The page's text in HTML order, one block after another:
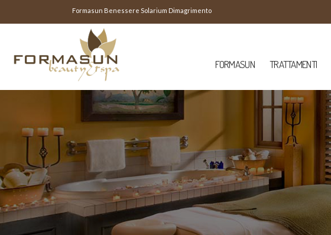
Formasun Benessere Solarium Dimagrimento
FORMASUN TRATTAMENTI